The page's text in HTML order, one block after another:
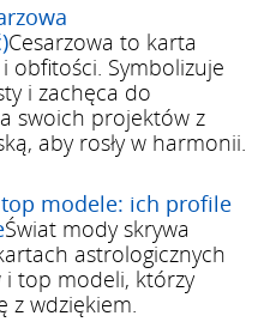
Cesarzowa to karta
obfitości. Symbolizuje
i zachęca do
swoich projektów z
aby rosły w harmonii.
modele: ich profile
Świat mody skrywa
astrologicznych
top modeli, którzy
z wdziękiem.